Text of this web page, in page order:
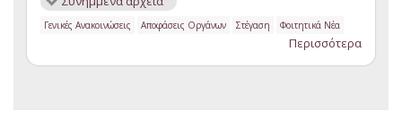
Γενικές Ανακοινώσεις Αποφάσεις Οργάνων Στέγαση Φοιτητικά Νέα
Περισσότερα